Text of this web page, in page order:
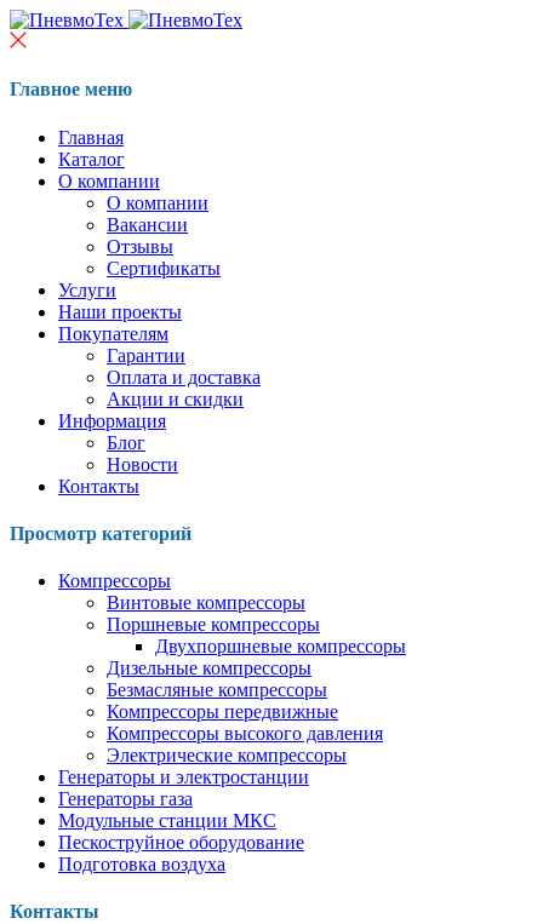
Главное меню
Главная
Каталог
О компании
О компании
Вакансии
Отзывы
Сертификаты
Услуги
Наши проекты
Покупателям
Гарантии
Оплата и доставка
Акции и скидки
Информация
Блог
Новости
Контакты
Просмотр категорий
Компрессоры
Винтовые компрессоры
Поршневые компрессоры
Двухпоршневые компрессоры
Дизельные компрессоры
Безмасляные компрессоры
Компрессоры передвижные
Компрессоры высокого давления
Электрические компрессоры
Генераторы и электростанции
Генераторы газа
Модульные станции МКС
Пескоструйное оборудование
Подготовка воздуха
Контакты